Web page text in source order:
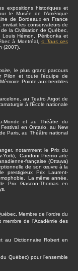
expositions historiques et
le Musée de l'Amérique
de Bordeaux en France
les conservateurs de
de la Civilisation de Québec,
Louis Hémon, Péribonka et
à Montréal,« Tous ces
(2007).
le plus grand parcours
Pilon et toute l'équipe de
Pointe-aux-trembles
au Teatro Argot de
à l’École nationale
Monde et au Théâtre du
en Ontario, au New
Paris, au Théâtre national
notamment le Prix du
York), Candoni Premio arte
française (Ottawa)
de son œuvre à la
prestigieux Prix Laurent-
La même année,
Prix Gascon-Thomas en
Membre de l’ordre du
de l’Académie des
au Dictionnaire Robert en
Québec) pour l’ensemble